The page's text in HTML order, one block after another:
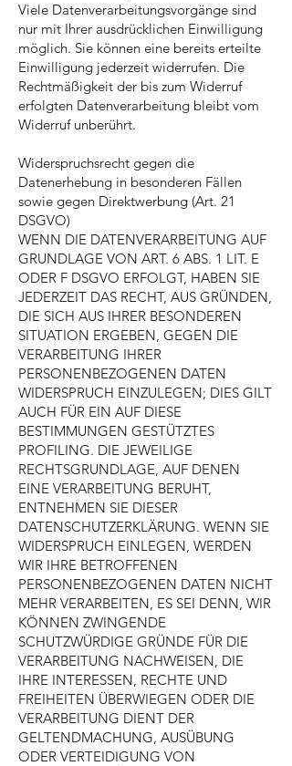
Viele Datenverarbeitungsvorgänge sind
nur mit Ihrer ausdrücklichen Einwilligung
möglich. Sie können eine bereits erteilte
Einwilligung jederzeit widerrufen. Die
Rechtmäßigkeit der bis zum Widerruf
erfolgten Datenverarbeitung bleibt vom
Widerruf unberührt.
Widerspruchsrecht gegen die
Datenerhebung in besonderen Fällen
sowie gegen Direktwerbung (Art. 21
DSGVO)
WENN DIE DATENVERARBEITUNG AUF
GRUNDLAGE VON ART. 6 ABS. 1 LIT. E
ODER F DSGVO ERFOLGT, HABEN SIE
JEDERZEIT DAS RECHT, AUS GRÜNDEN,
DIE SICH AUS IHRER BESONDEREN
SITUATION ERGEBEN, GEGEN DIE
VERARBEITUNG IHRER
PERSONENBEZOGENEN DATEN
WIDERSPRUCH EINZULEGEN; DIES GILT
AUCH FÜR EIN AUF DIESE
BESTIMMUNGEN GESTÜTZTES
PROFILING. DIE JEWEILIGE
RECHTSGRUNDLAGE, AUF DENEN
EINE VERARBEITUNG BERUHT,
ENTNEHMEN SIE DIESER
DATENSCHUTZERKLÄRUNG. WENN SIE
WIDERSPRUCH EINLEGEN, WERDEN
WIR IHRE BETROFFENEN
PERSONENBEZOGENEN DATEN NICHT
MEHR VERARBEITEN, ES SEI DENN, WIR
KÖNNEN ZWINGENDE
SCHUTZWÜRDIGE GRÜNDE FÜR DIE
VERARBEITUNG NACHWEISEN, DIE
IHRE INTERESSEN, RECHTE UND
FREIHEITEN ÜBERWIEGEN ODER DIE
VERARBEITUNG DIENT DER
GELTENDMACHUNG, AUSÜBUNG
ODER VERTEIDIGUNG VON